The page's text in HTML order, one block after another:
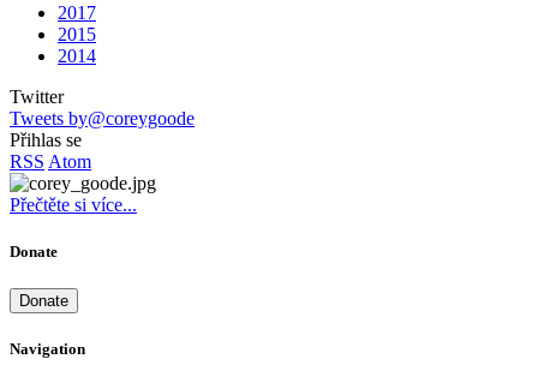
2017
2015
2014
Twitter
Tweets by@coreygoode
Přihlas se
RSS Atom
Přečtěte si více...
Donate
Donate
Navigation